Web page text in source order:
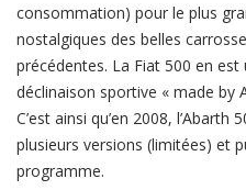
consommation) pour le plus
nostalgiques des belles
précédentes. La Fiat 500 en
déclinaison sportive « made by
C’est ainsi qu’en 2008,
plusieurs versions (limitées) et
programme.